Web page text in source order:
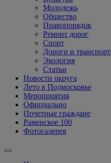
Молодежь
Общество
Правопорядок
Ремонт дорог
Спорт
Дороги и транспорт
Экология
Статьи
Новости округа
Лето в Подмосковье
Мероприятия
Официально
Почетные граждане
Раменское 100
Фотогалерея